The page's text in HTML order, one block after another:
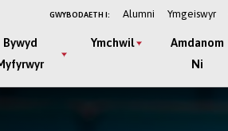
GWYBODAETH I: Alumni Ymgeiswyr
Bywyd
Ymchwil
Amdanom
Ni